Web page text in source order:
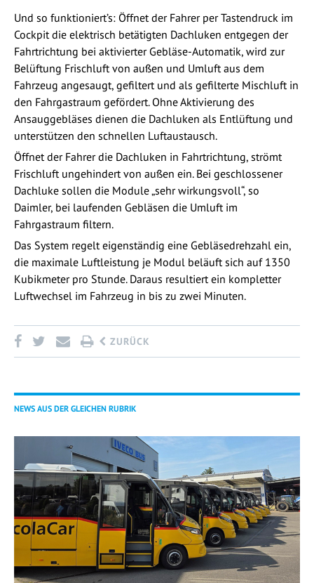
Und so funktioniert’s: Öffnet der Fahrer per Tastendruck im
Cockpit die elektrisch betätigten Dachluken entgegen der
Fahrtrichtung bei aktivierter Gebläse-Automatik, wird zur
Belüftung Frischluft von außen und Umluft aus dem
Fahrzeug angesaugt, gefiltert und als gefilterte Mischluft in
den Fahrgastraum gefördert. Ohne Aktivierung des
Ansauggebläses dienen die Dachluken als Entlüftung und
unterstützen den schnellen Luftaustausch.
Öffnet der Fahrer die Dachluken in Fahrtrichtung, strömt
Frischluft ungehindert von außen ein. Bei geschlossener
Dachluke sollen die Module „sehr wirkungsvoll“, so
Daimler, bei laufenden Gebläsen die Umluft im
Fahrgastraum filtern.
Das System regelt eigenständig eine Gebläsedrehzahl ein,
die maximale Luftleistung je Modul beläuft sich auf 1350
Kubikmeter pro Stunde. Daraus resultiert ein kompletter
Luftwechsel im Fahrzeug in bis zu zwei Minuten.
ZURÜCK
NEWS AUS DER GLEICHEN RUBRIK